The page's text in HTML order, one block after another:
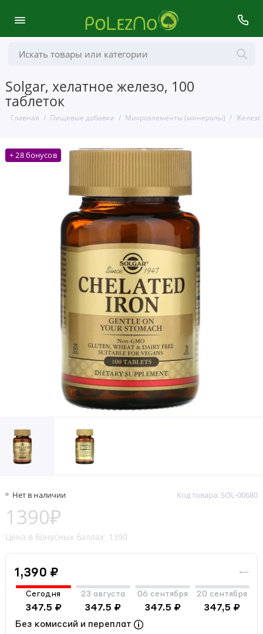
Solgar, хелатное железо, 100
таблеток
Главная Пищевые добавки Микроэлементы (минералы) Железо
+ 28 бонусов
Нет в наличии Код товара: SOL-00680
1390₽
Цена в бонусных баллах: 1390
1,390 ₽
Сегодня
347.5 ₽
23 августа
347.5 ₽
06 сентября
347.5 ₽
20 сентября
347,5 ₽
Без комиссий и переплат